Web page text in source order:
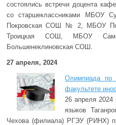
состоялись встречи доцента
со старшеклассниками МБОУ
Покровская СОШ № 2, МБОУ
Троицкая СОШ, МБОУ
Большенеклиновская СОШ.
27 апреля, 2024
Олимпиада по
факультете
26 апреля 2024
языков
Чехова (филиала) РГЭУ (РИНХ)